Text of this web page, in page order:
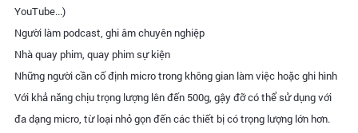
YouTube...)
Người làm podcast, ghi âm chuyên nghiệp
Nhà quay phim, quay phim sự kiện
Những người cần cố định micro trong không gian làm việc hoặc ghi hình
Với khả năng chịu trọng lượng lên đến 500g, gậy đỡ có thể sử dụng với
đa dạng micro, từ loại nhỏ gọn đến các thiết bị có trọng lượng lớn hơn.